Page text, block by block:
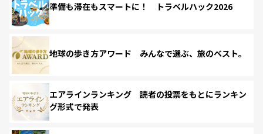
準備も滞在もスマートに！ トラベルハック2026
地球の歩き方アワード みんなで選ぶ、旅のベスト。
エアラインランキング 読者の投票をもとにランキン
グ形式で発表